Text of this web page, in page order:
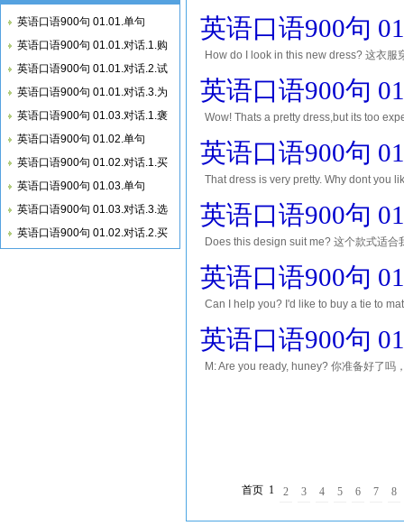
英语口语900句
How do I look in this new dress? 这衣服
英语口语900句
Wow! Thats a pretty dress,but its too
英语口语900句
That dress is very pretty. Why dont you
英语口语900句
Does this design suit me? 这个款式适
英语口语900句
Can I help you? I'd like to buy a tie to
英语口语900句
M: Are you ready, huney? 你准备好了
首页 1 2 3 4 5 6 7 8
英语口语900句 01.01.单句
英语口语900句 01.01.对话.1.购
英语口语900句 01.01.对话.2.试
英语口语900句 01.01.对话.3.为
英语口语900句 01.03.对话.1.褒
英语口语900句 01.02.单句
英语口语900句 01.02.对话.1.买
英语口语900句 01.03.单句
英语口语900句 01.03.对话.3.选
英语口语900句 01.02.对话.2.买